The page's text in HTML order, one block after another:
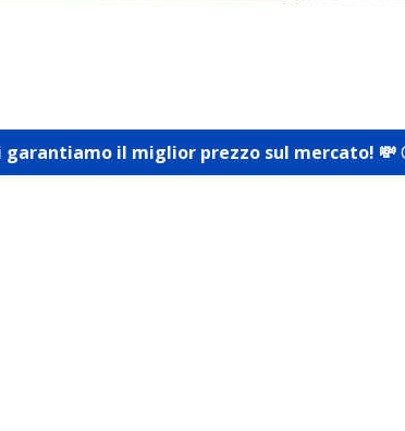
garantiamo il miglior prezzo sul mercato! 💸